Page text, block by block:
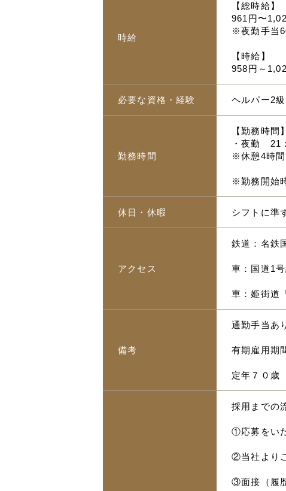
時給
【総時給】
961円〜
※夜勤手当
【時給】
958円～
必要な資格・経験 ヘルパー2
勤務時間
【勤務時
・夜勤 21
※休憩4時
※勤務開始
休日・休暇 シフトに準
アクセス
鉄道：名鉄
車：国道1
車：姫街道
備考
通勤手当あ
有期雇用期
定年７０歳
採用までの
①応募をい
②当社より
③面接（履